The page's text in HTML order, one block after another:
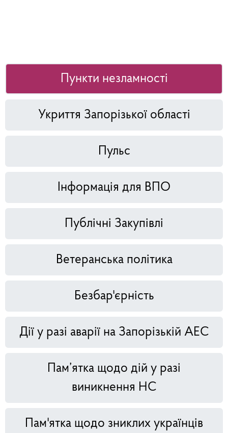
Пункти незламності
Укриття Запорізької області
Пульс
Інформація для ВПО
Публічні Закупівлі
Ветеранська політика
Безбар'єрність
Дії у разі аварії на Запорізькій АЕС
Пам’ятка щодо дій у разі
виникнення НС
Пам'ятка щодо зниклих українців